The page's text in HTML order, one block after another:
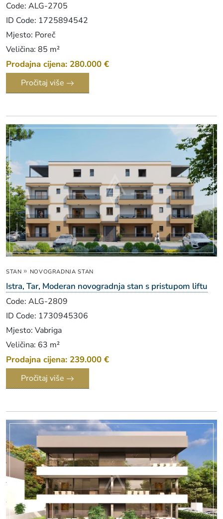
Code: ALG-2705
ID Code: 1725894542
Mjesto: Poreč
Veličina: 85 m²
Prodajna cijena: 280.000 €
Pročitaj više
STAN » NOVOGRADNJA STAN
Istra, Tar, Moderan novogradnja stan s pristupom liftu
Code: ALG-2809
ID Code: 1730945306
Mjesto: Vabriga
Veličina: 63 m²
Prodajna cijena: 239.000 €
Pročitaj više